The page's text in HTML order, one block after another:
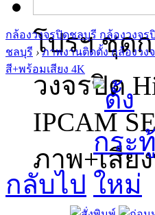
โปรฯ ชุด
วงจรปิด
IPCAM
ภาพ+เสีย
กล้องวงจรปิดชลบุรี กล้องวงจ
ชลบุรี › ภาพงานติดตั้ง กล้องว
สี+พร้อมเสียง 4K
กลับไป